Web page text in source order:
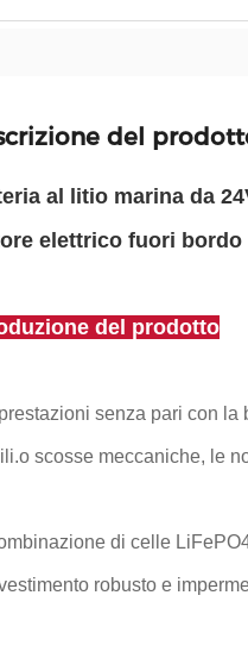
del
al litio marina da
elettrico fuori bordo
del prodotto
senza pari con la
scosse meccaniche, le
di celle
robusto e